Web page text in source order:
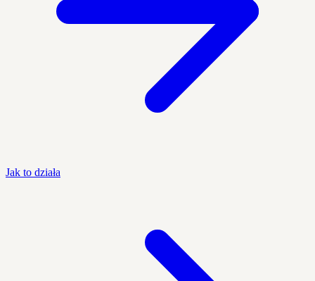
Jak to działa